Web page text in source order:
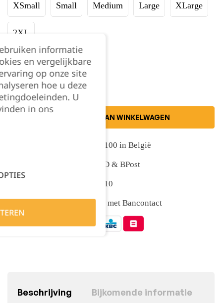
XSmall Small Medium Large XLarge
2XL
Kies je aantal:
TOEVOEGEN AAN WINKELWAGEN
Gratis levering vanaf €100 in België
Snelle levering met DPD & BPost
Klanten geven ons 9,5/10
Veilig online afrekenen met Bancontact
Beschrijving Bijkomende informatie
informatie
en vergelijkbare
op onze site
hoe u deze
U
in ons